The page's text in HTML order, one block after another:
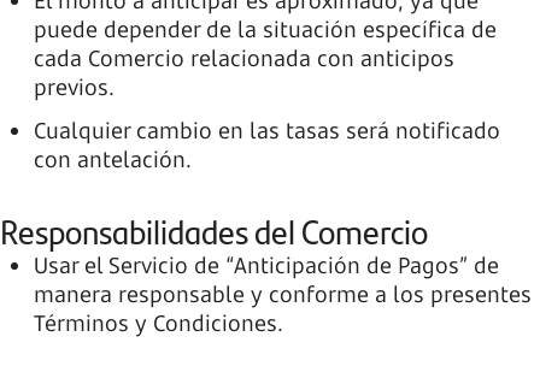
puede depender de la situación específica de
cada Comercio relacionada con anticipos
previos.
Cualquier cambio en las tasas será notificado
con antelación.
Responsabilidades del Comercio
Usar el Servicio de “Anticipación de Pagos” de
manera responsable y conforme a los presentes
Términos y Condiciones.